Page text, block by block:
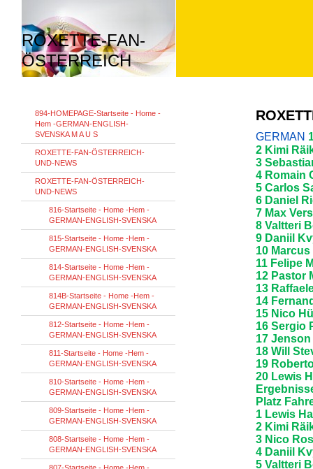
ROXETTE-FAN-
ÖSTERREICH
GERMAN
2 Kimi
3
4 Romain
5 Carlos
6 Daniel
7 Max
8 Valtteri
9 Daniil
10
11 Felipe
12 Pastor
13
14
15 Nico
16 Sergio
17
18 Will
19
20 Lewis
Platz
1 Lewis
2 Kimi
3 Nico
4 Daniil
5 Valtteri
894-HOMEPAGE-Startseite - Home -
Hem -GERMAN-ENGLISH-
SVENSKA M A U S
ROXETTE-FAN-ÖSTERREICH-
UND-NEWS
ROXETTE-FAN-ÖSTERREICH-
UND-NEWS
816-Startseite - Home -Hem -
GERMAN-ENGLISH-SVENSKA
815-Startseite - Home -Hem -
GERMAN-ENGLISH-SVENSKA
814-Startseite - Home -Hem -
GERMAN-ENGLISH-SVENSKA
814B-Startseite - Home -Hem -
GERMAN-ENGLISH-SVENSKA
812-Startseite - Home -Hem -
GERMAN-ENGLISH-SVENSKA
811-Startseite - Home -Hem -
GERMAN-ENGLISH-SVENSKA
810-Startseite - Home -Hem -
GERMAN-ENGLISH-SVENSKA
809-Startseite - Home -Hem -
GERMAN-ENGLISH-SVENSKA
808-Startseite - Home -Hem -
GERMAN-ENGLISH-SVENSKA